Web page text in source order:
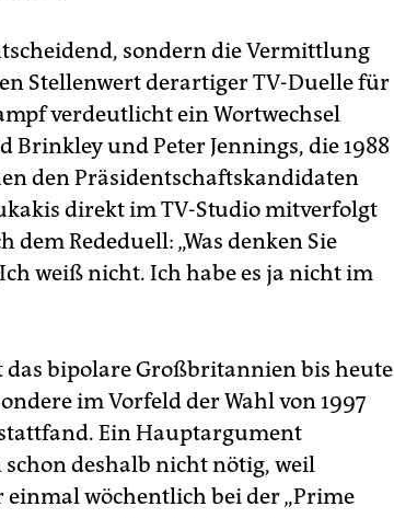
sondern die Vermittlung
Stellenwert derartiger TV-Duelle für
verdeutlicht ein Wortwechsel
Brinkley und Peter Jennings, die 1988
den Präsidentschaftskandidaten
direkt im TV-Studio mitverfolgt
Rededuell: „Was denken Sie
weiß nicht. Ich habe es ja nicht im
das bipolare Großbritannien bis heute
im Vorfeld der Wahl von 1997
Ein Hauptargument
deshalb nicht nötig, weil
wöchentlich bei der „Prime